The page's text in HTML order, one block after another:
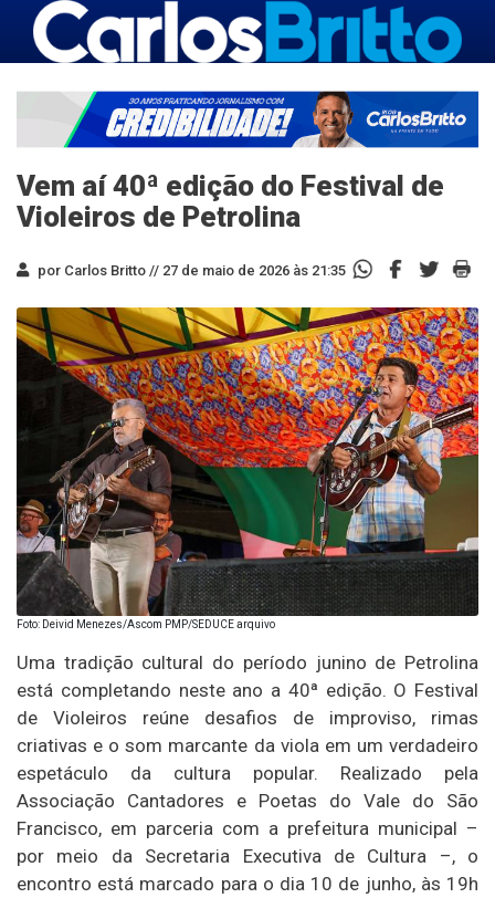
Vem aí 40ª edição do Festival de
Violeiros de Petrolina
por Carlos Britto // 27 de maio de 2026 às 21:35
Foto: Deivid Menezes/Ascom PMP/SEDUCE arquivo
Uma tradição cultural do período junino de Petrolina
está completando neste ano a 40ª edição. O Festival
de Violeiros reúne desafios de improviso, rimas
criativas e o som marcante da viola em um verdadeiro
espetáculo da cultura popular. Realizado pela
Associação Cantadores e Poetas do Vale do São
Francisco, em parceria com a prefeitura municipal –
por meio da Secretaria Executiva de Cultura –, o
encontro está marcado para o dia 10 de junho, às 19h